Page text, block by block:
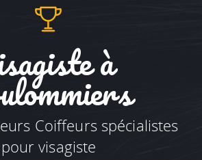
à
Coiffeurs spécialistes
pour visagiste